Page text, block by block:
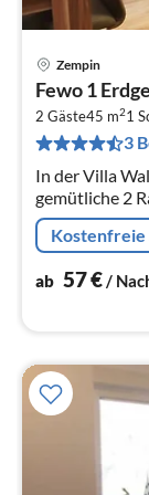
Zempin
Fewo 1
2 Gäste45 m21
3
In der Villa
gemütliche 2
zum Wald und
ab 57€/